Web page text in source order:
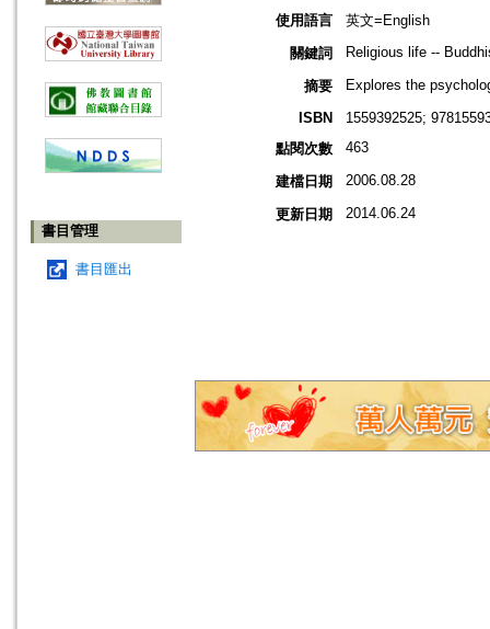
書目管理
書目匯出
使用語言
英文=English
關鍵詞
Religious life --
摘要
Explores the
ISBN
1559392525;
點閱次數
463
建檔日期 2006.08.28
更新日期 2014.06.24